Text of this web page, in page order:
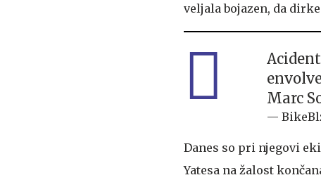
veljala bojazen, da
Marc
—
Danes so pri njegovi
Yatesa na žalost